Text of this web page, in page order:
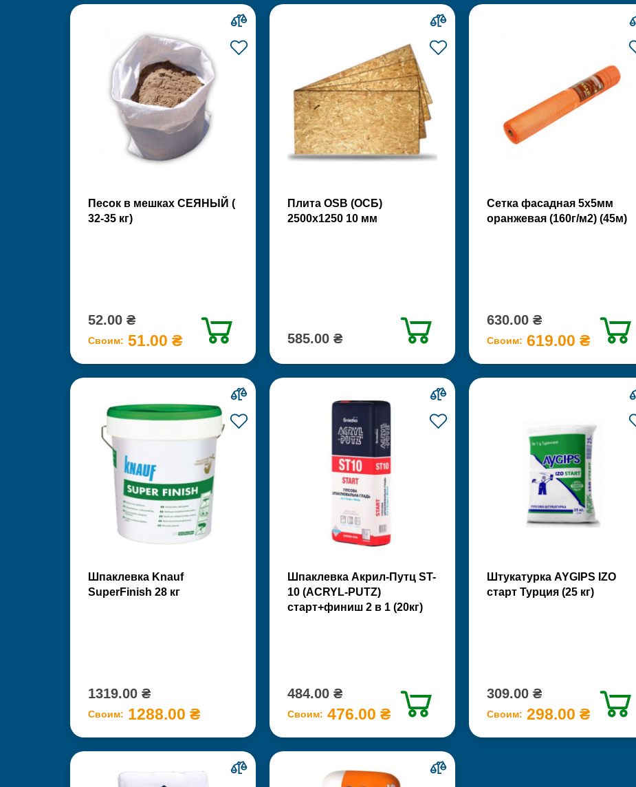
Песок в мешках СЕЯНЫЙ (
32-35 кг)
52.00 ₴
Своим: 51.00 ₴
Плита OSB (ОСБ)
2500х1250 10 мм
585.00 ₴
Сетка фасадная 5х5мм
оранжевая (160г/м2) (45м)
630.00 ₴
Своим: 619.00 ₴
Шпаклевка Knauf
SuperFinish 28 кг
1319.00 ₴
Своим: 1288.00 ₴
Шпаклевка Акрил-Путц ST-
10 (ACRYL-PUTZ)
старт+финиш 2 в 1 (20кг)
484.00 ₴
Своим: 476.00 ₴
Штукатурка AYGIPS IZO
старт Турция (25 кг)
309.00 ₴
Своим: 298.00 ₴